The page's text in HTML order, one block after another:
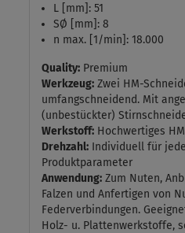
L [mm]: 51
SØ [mm]: 8
n max. [1/min]: 18.000
Quality: Premium
Werkzeug: Zwei HM-
umfangschneidend. Mit
(unbestückter)
Werkstoff: Hochwertiges HM
Drehzahl: Individuell für
Produktparameter
Anwendung: Zum Nuten,
Falzen und Anfertigen von
Federverbindungen.
Holz- u. Plattenwerkstoffe,